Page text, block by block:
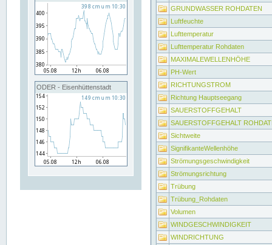
ODER - Eisenhüttenstadt
GRUNDWASSER ROHDATEN
Luftfeuchte
Lufttemperatur
Lufttemperatur Rohdaten
MAXIMALEWELLENHÖHE
PH-Wert
RICHTUNGSTROM
Richtung Hauptseegang
SAUERSTOFFGEHALT
SAUERSTOFFGEHALT
Sichtweite
SignifikanteWellenhöhe
Strömungsgeschwindigkeit
Strömungsrichtung
Trübung
Trübung_Rohdaten
Volumen
WINDGESCHWINDIGKEIT
WINDRICHTUNG